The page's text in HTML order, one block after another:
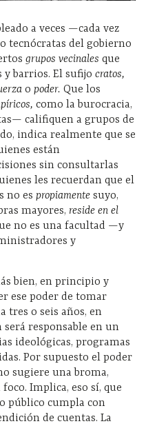
a veces —cada vez
tecnócratas del gobierno
grupos vecinales que
y barrios. El sufijo cratos,
o poder. Que los
como la burocracia,
califiquen a grupos de
indica realmente que se
están
sin consultarlas
les recuerdan que el
no es propiamente suyo,
mayores, reside en el
no es una facultad —y
y
bien, en principio y
ese poder de tomar
tres o seis años, en
responsable en un
ideológicas, programas
Por supuesto el poder
sugiere una broma,
Implica, eso sí, que
público cumpla con
de cuentas. La